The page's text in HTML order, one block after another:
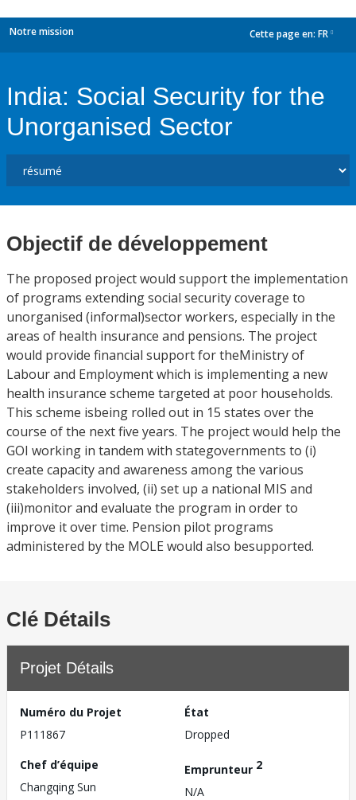
Notre mission Cette page en: FR
India: Social Security for the
Unorganised Sector
Objectif de développement
The proposed project would support the implementation
of programs extending social security coverage to
unorganised (informal)sector workers, especially in the
areas of health insurance and pensions. The project
would provide financial support for theMinistry of
Labour and Employment which is implementing a new
health insurance scheme targeted at poor households.
This scheme isbeing rolled out in 15 states over the
course of the next five years. The project would help the
GOI working in tandem with stategovernments to (i)
create capacity and awareness among the various
stakeholders involved, (ii) set up a national MIS and
(iii)monitor and evaluate the program in order to
improve it over time. Pension pilot programs
administered by the MOLE would also besupported.
Clé Détails
Projet Détails
Numéro du Projet
P111867
État
Dropped
Chef d’équipe
Changqing Sun
Emprunteur 2
N/A